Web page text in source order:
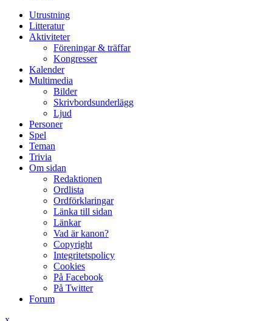
Utrustning
Litteratur
Aktiviteter
Föreningar & träffar
Kongresser
Kalender
Multimedia
Bilder
Skrivbordsunderlägg
Ljud
Personer
Spel
Teman
Trivia
Om sidan
Redaktionen
Ordlista
Ordförklaringar
Länka till sidan
Länkar
Vad är kanon?
Copyright
Integritetspolicy
Cookies
På Facebook
På Twitter
Forum